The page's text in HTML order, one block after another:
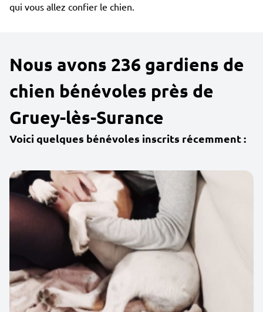
qui vous allez confier le chien.
Nous avons 236 gardiens de
chien bénévoles près de
Gruey-lès-Surance
Voici quelques bénévoles inscrits récemment :